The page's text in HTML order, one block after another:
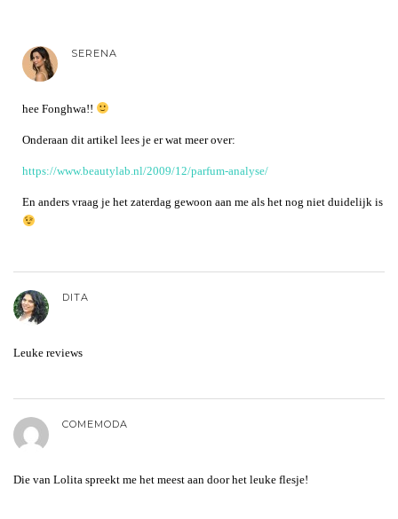
SERENA
hee Fonghwa!!
Onderaan dit artikel lees je er wat meer over:
https://www.beautylab.nl/2009/12/parfum-analyse/
En anders vraag je het zaterdag gewoon aan me als het nog niet duidelijk is
DITA
Leuke reviews
COMEMODA
Die van Lolita spreekt me het meest aan door het leuke flesje!